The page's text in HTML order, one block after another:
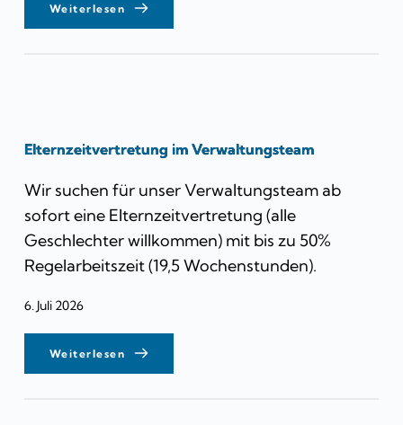
Weiterlesen
Elternzeitvertretung im Verwaltungsteam
Wir suchen für unser Verwaltungsteam ab
sofort eine Elternzeitvertretung (alle
Geschlechter willkommen) mit bis zu 50%
Regelarbeitszeit (19,5 Wochenstunden).
6. Juli 2026
Weiterlesen